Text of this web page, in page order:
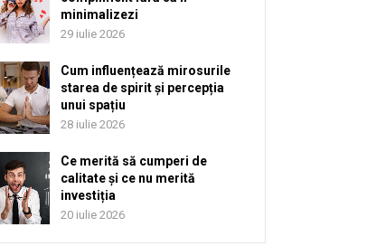
minimalizezi
29 iulie 2026
Cum influențează mirosurile
starea de spirit și percepția
unui spațiu
28 iulie 2026
Ce merită să cumperi de
calitate și ce nu merită
investiția
20 iulie 2026